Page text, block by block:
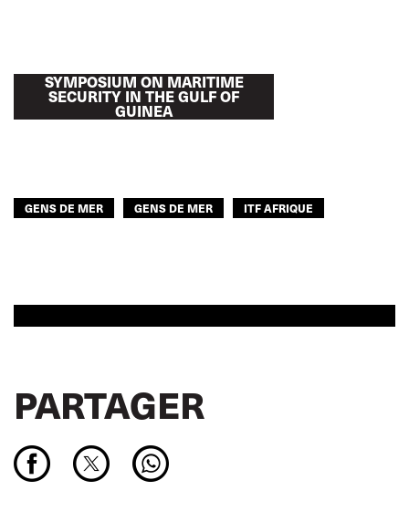
SYMPOSIUM ON MARITIME
SECURITY IN THE GULF OF
GUINEA
GENS DE MER GENS DE MER ITF AFRIQUE
PARTAGER